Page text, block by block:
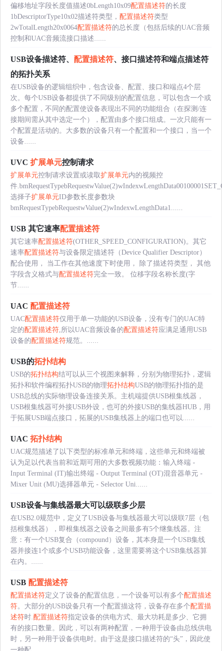
偏移地址字段长度值描述0bLength10x09配置描述符的长度
1bDescriptorType10x02描述符类型， 配置描述符类型
2wTotalLength20x0064配置描述符的总长度（包括后续的UAC音频
控制和UAC音频流接口描述......
USB设备描述符、 配置描述符、接口描述符和端点描述符
的拓扑关系
在USB设备的逻辑组织中，包含设备、配置、接口和端点4个层
次。每个USB设备都提供了不同级别的配置信息，可以包含一个或
多个配置，不同的配置使设备表现出不同的功能组合（在探测/连
接期间需从其中选定一个），配置由多个接口组成。一次只能有一
个配置是活动的。大多数的设备只有一个配置和一个接口，当一个
设备......
UVC 扩展单元控制请求
扩展单元控制请求设置或读取扩展单元内的视频控
件
选择子扩展单元ID参数长度参数块
bmRequestTypebRequestwValue(2)wIndexwLengthData1......
USB 其它速率配置描述符
其它速率配置描述符(OTHER_SPEED_CONFIGURATION)。其它
速率配置描述符与设备限定描述符（Device Qualifier Descriptor）
配合使用， 当工作在其他速度下时使用， 除了描述符类型， 其他
字段含义格式与配置描述符完全一致。 位移字段名称长度(字
节......
UAC 配置描述符
UAC配置描述符仅用于单一功能的USB设备，没有专门的UAC特
定的配置描述符,所以UAC音频设备的配置描述符应满足通用USB
设备的配置描述符规范。......
USB的拓扑结构
USB的拓扑结构结可以从三个视图来解释，分别为物理拓扑，逻辑
拓扑和软件编程拓扑USB的物理拓扑结构USB的物理拓扑指的是
USB总线的实际物理设备连接关系。主机端提供USB根集线器，
USB根集线器可外接USB外设，也可的外接USB的集线器HUB，用
于拓展USB端点接口，拓展的USB集线器上的端口也可以......
UAC 拓扑结构
UAC规范描述了以下类型的标准单元和终端，这些单元和终端被
认为足以代表当前和近期可用的大多数视频功能：输入终端 -
Input Terminal (IT)输出终端 - Output Terminal (OT)混音器单元 -
Mixer Unit (MU)选择器单元 - Selector Uni......
USB设备与集线器最大可以级联多少层
在USB2.0规范中，定义了USB设备与集线器最大可以级联7层（包
括根集线器），即根集线器之设备之间最多有5个继集线器。注
意：有一个USB复合（compound）设备，其本身是一个USB集线
器并接连1个或多个USB功能设备，这里需要将这个USB集线器算
在内。......
USB 配置描述符
配置描述符定义了设备的配置信息，一个设备可以有多个配置描述
符。大部分的USB设备只有一个配置描这符，设备存在多个配置描
述符时.配置描述符指定设备的供电方式、最大功耗是多少、它拥
有的接口数量。因此，可以有两种配置，一种用于设备由总线供电
时，另一种用于设备供电时。由于这是接口描述符的“头”，因此使